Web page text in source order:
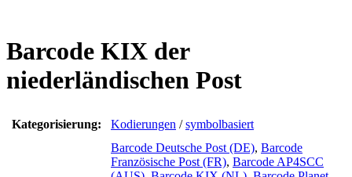
Barcode KIX der
niederländischen Post
Kategorisierung: Kodierungen /symbolbasiert
Barcode Deutsche Post (DE), Barcode
Französische Post (FR), Barcode AP4SCC